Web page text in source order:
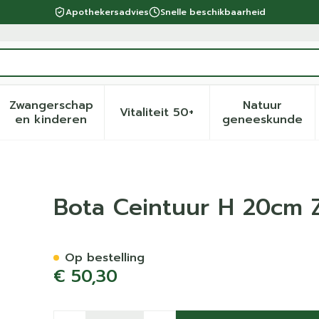
Apothekersadvies Snelle beschikbaarheid
verzorging en hygiëne categorie
voor Dieet, voeding en vitamines categorie
Zwangerschap
en kinderenToon submenu voor Zwangerschap en
Vitaliteit 50+Toon submenu voor
Natuur
geneeskunde
Toon
100cm
Bota Ceintuur H 20cm
€ 50,30
Op bestelling